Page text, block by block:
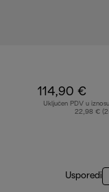
114,90 €
Uključen PDV u
22,98 €
Usporedi